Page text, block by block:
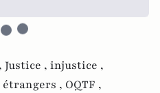
Justice , injustice ,
, OQTF ,